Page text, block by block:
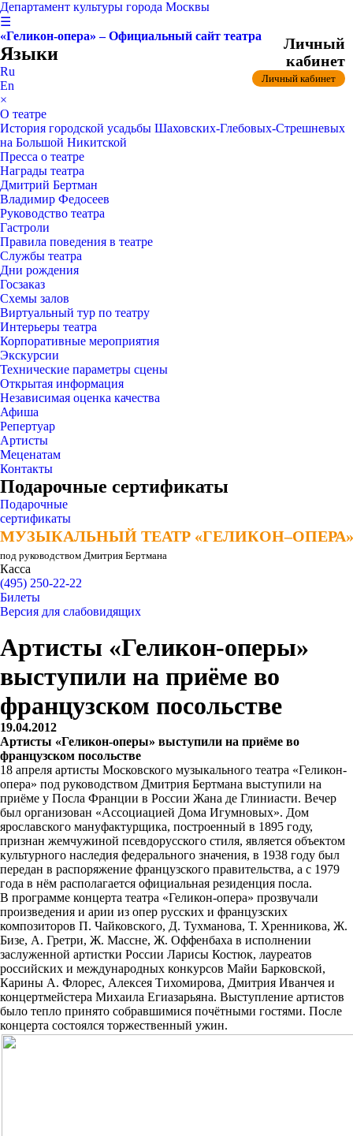
Департамент культуры города Москвы
☰
«Геликон-опера» – Официальный сайт театра
Языки
Ru
En
×
О театре
История городской усадьбы Шаховских-Глебовых-Стрешневых
на Большой Никитской
Пресса о театре
Награды театра
Дмитрий Бертман
Владимир Федосеев
Руководство театра
Гастроли
Правила поведения в театре
Службы театра
Дни рождения
Госзаказ
Схемы залов
Виртуальный тур по театру
Интерьеры театра
Корпоративные мероприятия
Экскурсии
Технические параметры сцены
Открытая информация
Независимая оценка качества
Афиша
Репертуар
Артисты
Меценатам
Контакты
Подарочные сертификаты
Подарочные
сертификаты
МУЗЫКАЛЬНЫЙ ТЕАТР «ГЕЛИКОН–ОПЕРА»
МУЗЫКАЛЬНЫЙ ТЕАТР «ГЕЛИКОН–ОПЕРА»
под руководством Дмитрия Бертмана
Касса
(495) 250-22-22
Личный
кабинет
Личный кабинет
Билеты
Версия для слабовидящих
Артисты «Геликон-оперы»
выступили на приёме во
французском посольстве
19.04.2012
Артисты «Геликон-оперы» выступили на приёме во
французском посольстве
18 апреля артисты Московского музыкального театра «Геликон-
опера» под руководством Дмитрия Бертмана выступили на
приёме у Посла Франции в России Жана де Глиниасти. Вечер
был организован «Ассоциацией Дома Игумновых». Дом
ярославского мануфактурщика, построенный в 1895 году,
признан жемчужиной псевдорусского стиля, является объектом
культурного наследия федерального значения, в 1938 году был
передан в распоряжение французского правительства, а с 1979
года в нём располагается официальная резиденция посла.
В программе концерта театра «Геликон-опера» прозвучали
произведения и арии из опер русских и французских
композиторов П. Чайковского, Д. Тухманова, Т. Хренникова, Ж.
Бизе, А. Гретри, Ж. Массне, Ж. Оффенбаха в исполнении
заслуженной артистки России Ларисы Костюк, лауреатов
российских и международных конкурсов Майи Барковской,
Карины А. Флорес, Алексея Тихомирова, Дмитрия Иванчея и
концертмейстера Михаила Егиазарьяна. Выступление артистов
было тепло принято собравшимися почётными гостями. После
концерта состоялся торжественный ужин.